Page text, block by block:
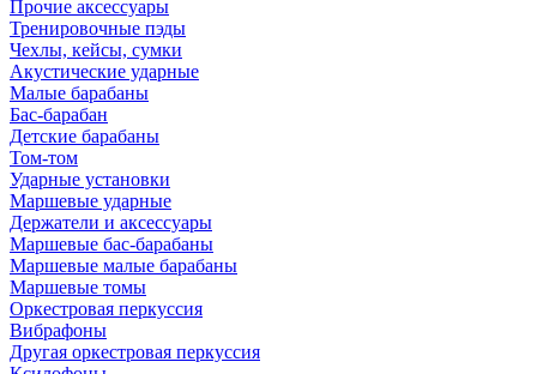
Прочие аксессуары
Тренировочные пэды
Чехлы, кейсы, сумки
Акустические ударные
Mалые барабаны
Бас-барабан
Детские барабаны
Том-том
Ударные установки
Маршевые ударные
Держатели и аксессуары
Маршевые бас-барабаны
Маршевые малые барабаны
Маршевые томы
Оркестровая перкуссия
Вибрафоны
Другая оркестровая перкуссия